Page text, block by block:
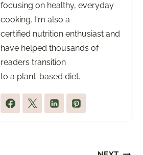
focusing on healthy, everyday
cooking. I'm also a
certified nutrition enthusiast and
have helped thousands of
readers transition
to a plant-based diet.